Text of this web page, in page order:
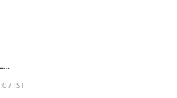
ஆயத்தம்
IST